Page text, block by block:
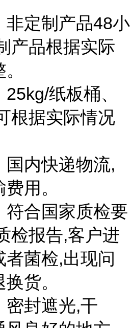
非定制产品48小
产品根据实际
25kg/纸板桶、
根据实际情况
国内快递物流,
用。
符合国家质检要
检报告,客户进
者菌检,出现问
货。
密封遮光,干